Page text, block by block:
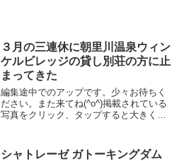
３月の三連休に朝里川温泉ウィン
ケルビレッジの貸し別荘の方に止
まってきた
編集途中でのアップです。少々お待ちく
ださい。また来てね(^o^)掲載されている
写真をクリック、タップすると大きくな
樽市朝里川温泉2丁目686TEL;0134-52-...
シャトレーゼ ガトーキングダム